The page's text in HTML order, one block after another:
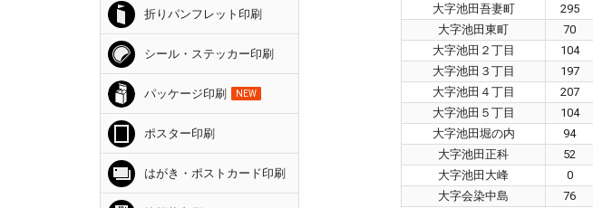
折りパンフレット印刷
シール・ステッカー印刷
パッケージ印刷 NEW
ポスター印刷
はがき・ポストカード印刷
大字池田吾妻町
295
大字池田東町
70
大字池田２丁目
104
大字池田３丁目
197
大字池田４丁目
207
大字池田５丁目
104
大字池田堀の内
94
大字池田正科
52
大字池田大峰
0
大字会染中島
76